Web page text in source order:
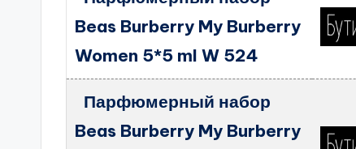
Beas Burberry My Burberry
Women 5*5 ml W 524
Парфюмерный набор
Beas Burberry My Burberry